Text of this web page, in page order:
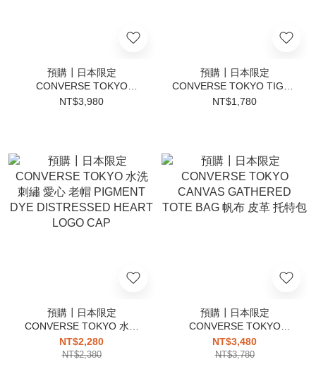
預購┃日本限定
CONVERSE TOKYO
PIGMENT DYE FLOWER
NT$3,980
預購┃日本限定
CONVERSE TOKYO TIGER
LOGO PRINT TEE 老虎 短
NT$1,780
預購┃日本限定
CONVERSE TOKYO 水洗
刺繡 愛心 老帽 PIGMENT
DYE DISTRESSED HEART
NT$2,280
NT$2,380
預購┃日本限定
CONVERSE TOKYO
CANVAS GATHERED TOTE
BAG 帆布 皮革 托特包
NT$3,480
NT$3,780